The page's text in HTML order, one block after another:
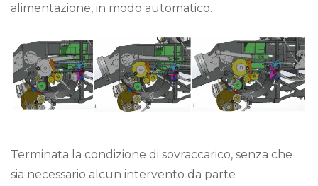
alimentazione, in modo automatico.
Terminata la condizione di sovraccarico, senza che
sia necessario alcun intervento da parte